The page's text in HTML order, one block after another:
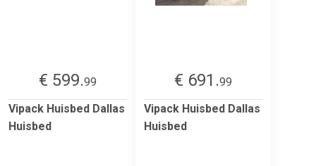
€ 599.99
Vipack Huisbed Dallas
Huisbed
€ 691.99
Vipack Huisbed Dallas
Huisbed